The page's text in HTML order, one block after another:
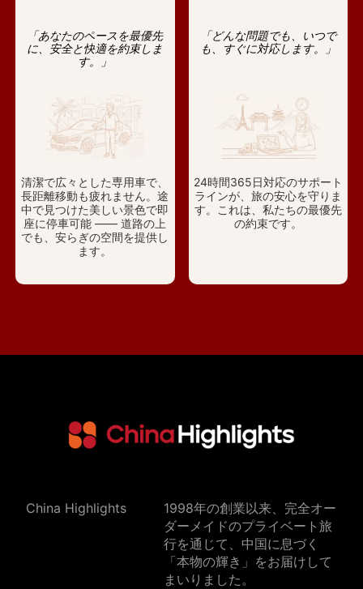
「あなたのペースを最優先
に、安全と快適を約束しま
す。」
清潔で広々とした専用車で、
長距離移動も疲れません。途
中で見つけた美しい景色で即
座に停車可能 —— 道路の上
でも、安らぎの空間を提供し
ます。
「どんな問題でも、いつで
も、すぐに対応します。」
24時間365日対応のサポート
ラインが、旅の安心を守りま
す。これは、私たちの最優先
の約束です。
China Highlights
1998年の創業以来、完全オー
ダーメイドのプライベート旅
行を通じて、中国に息づく
「本物の輝き」をお届けして
まいりました。